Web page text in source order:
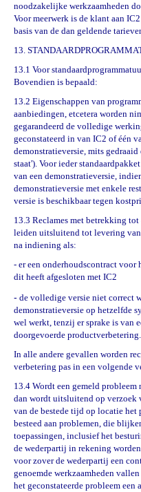
noodzakelijke werkzaamheden
Voor meerwerk is de klant aan
basis van de dan geldende
13.
13.1 Voor
Bovendien is bepaald:
13.2 Eigenschappen van
aanbiedingen, etcetera worden
gegarandeerd de volledige
geconstateerd in van IC2 of één
demonstratieversie, mits
staat'). Voor ieder
van een demonstratieversie,
demonstratieversie met enkele
versie is beschikbaar tegen
13.3 Reclames met betrekking
leiden uitsluitend tot levering van
na indiening als:
- er een onderhoudscontract voor
dit heeft afgesloten met IC2
- de volledige versie niet correct
demonstratieversie op hetzelfde
wel werkt, tenzij er sprake is van
doorgevoerde productverbetering.
In alle andere gevallen worden
verbetering pas in een volgende
13.4 Wordt een gemeld
dan wordt uitsluitend op verzoek
van de bestede tijd op locatie
besteed aan problemen, die
toepassingen, inclusief het
de wederpartij in rekening
voor zover de wederpartij een
genoemde werkzaamheden
het geconstateerde probleem